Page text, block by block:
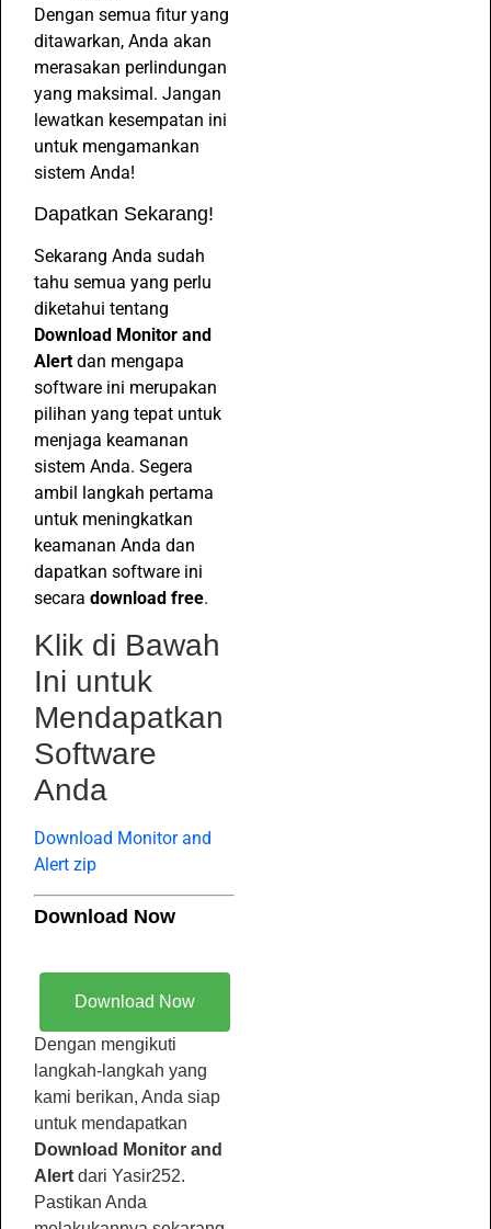
Dengan semua fitur yang
ditawarkan, Anda akan
merasakan perlindungan
yang maksimal. Jangan
lewatkan kesempatan ini
untuk mengamankan
sistem Anda!
Dapatkan Sekarang!
Sekarang Anda sudah
tahu semua yang perlu
diketahui tentang
Download Monitor and
Alert dan mengapa
software ini merupakan
pilihan yang tepat untuk
menjaga keamanan
sistem Anda. Segera
ambil langkah pertama
untuk meningkatkan
keamanan Anda dan
dapatkan software ini
secara download free.
Klik di Bawah
Ini untuk
Mendapatkan
Software
Anda
Download Monitor and
Alert zip
Download Now
Download Now
Dengan mengikuti
langkah-langkah yang
kami berikan, Anda siap
untuk mendapatkan
Download Monitor and
Alert dari Yasir252.
Pastikan Anda